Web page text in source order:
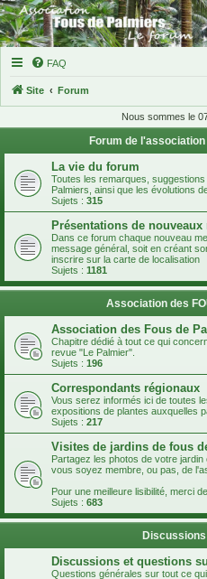
FAQ
Site Forum
Nous sommes le
Forum de
La vie du forum
Toutes les remarques,
Palmiers, ainsi que les évolutions
Sujets : 315
Présentations de nouveaux
Dans ce forum chaque nouveau
message général, soit en créant
inscrire sur la carte de localisation
Sujets : 1181
Association des
Association des Fous de
Chapitre dédié à tout ce qui
revue "Le Palmier".
Sujets : 196
Correspondants régionaux
Vous serez informés ici de toutes
expositions de plantes auxquelles
Sujets : 217
Visites de jardins de fous
Partagez les photos de votre
vous soyez membre, ou pas, de
Pour une meilleure lisibilité, merci
Sujets : 683
Discussions et questions
Questions générales sur tout ce